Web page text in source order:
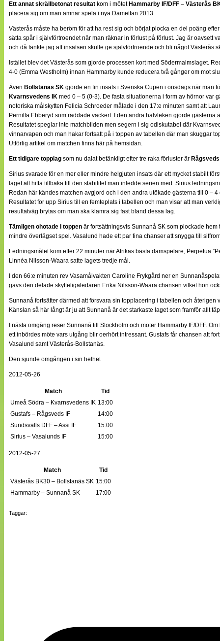
Ett annat skrällbetonat resultat kom i mötet Hammarby IF/DFF – Västerås
placera sig om man ämnar spela i nya Damettan 2013.
Västerås måste ha beröm för att ha rest sig och börjat plocka en del poäng
sätta spår i självförtroendet när man räknar in förlust på förlust. Jag är oavsett
och då tänkte jag att insatsen skulle ge självförtroende och bli något Västerås
Istället blev det Västerås som gjorde processen kort med Södermalmslaget.
4-0 (Emma Westholm) innan Hammarby kunde reducera två gånger om mot
Även Bollstanäs SK gjorde en fin insats i Svenska Cupen i onsdags när man
Kvarnsvedens IK med 0 – 5 (0-3). De fasta situationerna i form av hörnor var
notoriska målskytten Felicia Schroeder målade i den 17:e minuten samt att
Pernilla Ebberyd som räddade vackert. I den andra halvleken gjorde
Resultatet speglar inte matchbilden men segern i sig odiskutabel där
vinnarvapen och man hakar fortsatt på i toppen av tabellen där man skuggar
Utförlig artikel om matchen finns här på hemsidan.
Ett tidigare topplag som nu dalat betänkligt efter tre raka förluster är Rågsveds
Sirius svarade för en mer eller mindre helgjuten insats där ett mycket stabilt
laget att hitta tillbaka till den stabilitet man inledde serien med. Sirius
Redan här kändes matchen avgjord och i den andra utökade gästerna till 0 –
Resultatet för upp Sirius till en femteplats i tabellen och man visar att man
resultatväg brytas om man ska klamra sig fast bland dessa lag.
Tämligen ohotade i toppen är fortsättningsvis Sunnanå SK som plockade
mindre överlägset spel. Vasalund hade ett par fina chanser att snygga till
Ledningsmålet kom efter 22 minuter när Afrikas bästa damspelare, Perpetua
Linnéa Nilsson-Waara satte lagets tredje mål.
I den 66:e minuten rev Vasamålvakten Caroline Frykgård ner en
gavs den delade skytteligaledaren Erika Nilsson-Waara chansen vilket hon
Sunnanå fortsätter därmed att försvara sin topplacering i tabellen och
Känslan så här långt är ju att Sunnanå är det starkaste laget som framför allt
I nästa omgång reser Sunnanå till Stockholm och möter Hammarby IF/DFF.
ett inbördes möte vars utgång blir oerhört intressant. Gustafs får chansen att
Vasalund samt Västerås-Bollstanäs.
Den sjunde omgången i sin helhet
2012-05-26
Match
Tid
Umeå Södra – Kvarnsvedens IK 13:00
Gustafs – Rågsveds IF
14:00
Sundsvalls DFF – Assi IF
15:00
Sirius – Vasalunds IF
15:00
2012-05-27
Match
Tid
Västerås BK30 – Bollstanäs SK 15:00
Hammarby – Sunnanå SK
17:00
Taggar: